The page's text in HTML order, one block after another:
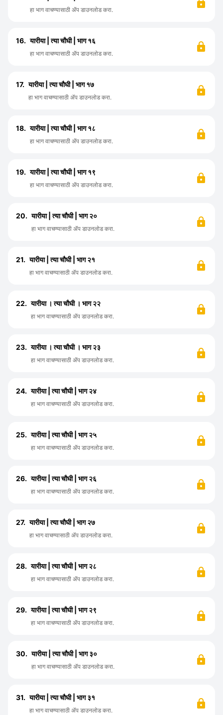
हा भाग वाचण्यासाठी ॲप डाउनलोड करा.
16. यारीया | त्या चौघी | भाग १६
हा भाग वाचण्यासाठी ॲप डाउनलोड करा.
17. यारीया | त्या चौघी | भाग १७
हा भाग वाचण्यासाठी ॲप डाउनलोड करा.
18. यारीया | त्या चौघी | भाग १८
हा भाग वाचण्यासाठी ॲप डाउनलोड करा.
19. यारीया | त्या चौघी | भाग १९
हा भाग वाचण्यासाठी ॲप डाउनलोड करा.
20. यारीया | त्या चौघी | भाग २०
हा भाग वाचण्यासाठी ॲप डाउनलोड करा.
21. यारीया | त्या चौघी | भाग २१
हा भाग वाचण्यासाठी ॲप डाउनलोड करा.
22. यारीया । त्या चौघी । भाग २२
हा भाग वाचण्यासाठी ॲप डाउनलोड करा.
23. यारीया । त्या चौघी । भाग २३
हा भाग वाचण्यासाठी ॲप डाउनलोड करा.
24. यारीया | त्या चौघी | भाग २४
हा भाग वाचण्यासाठी ॲप डाउनलोड करा.
25. यारीया | त्या चौघी | भाग २५
हा भाग वाचण्यासाठी ॲप डाउनलोड करा.
26. यारीया | त्या चौघी | भाग २६
हा भाग वाचण्यासाठी ॲप डाउनलोड करा.
27. यारीया | त्या चौघी | भाग २७
हा भाग वाचण्यासाठी ॲप डाउनलोड करा.
28. यारीया | त्या चौघी | भाग २८
हा भाग वाचण्यासाठी ॲप डाउनलोड करा.
29. यारीया | त्या चौघी | भाग २९
हा भाग वाचण्यासाठी ॲप डाउनलोड करा.
30. यारीया | त्या चौघी | भाग ३०
हा भाग वाचण्यासाठी ॲप डाउनलोड करा.
31. यारीया | त्या चौघी | भाग ३१
हा भाग वाचण्यासाठी ॲप डाउनलोड करा.